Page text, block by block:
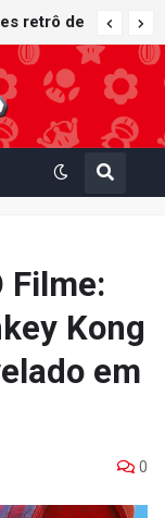
retrô de
Circuit
Filme:
Kong
em
0